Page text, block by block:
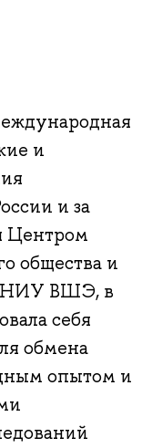
и
и за
Центром
общества и
НИУ ВШЭ, в
себя
обмена
опытом и